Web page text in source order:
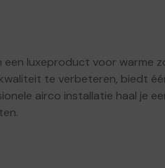
luxeproduct voor warme
te verbeteren, biedt
airco installatie haal je